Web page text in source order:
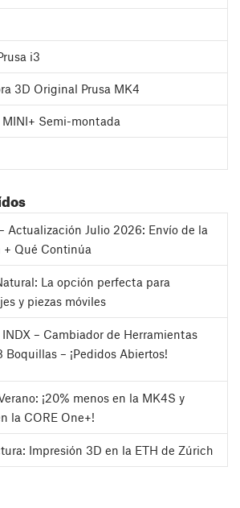
i3
3D Original Prusa MK4
Semi-montada
Actualización Julio 2026: Envío de la
+ Qué Continúa
La opción perfecta para
y piezas móviles
INDX – Cambiador de Herramientas
– ¡Pedidos Abiertos!
¡20% menos en la MK4S y
la CORE One+!
Impresión 3D en la ETH de Zúrich